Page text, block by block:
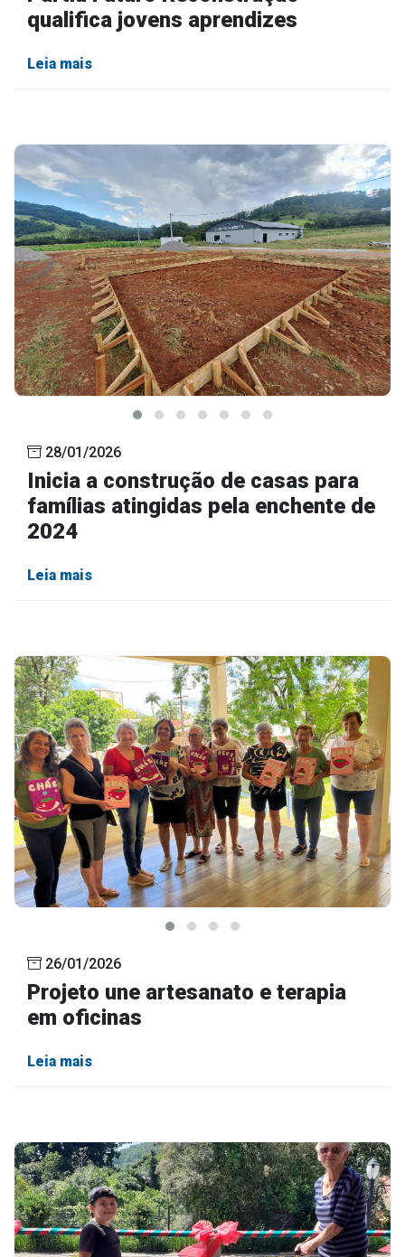
qualifica jovens aprendizes
Leia mais
28/01/2026
Inicia a construção de casas para
famílias atingidas pela enchente de
2024
Leia mais
26/01/2026
Projeto une artesanato e terapia
em oficinas
Leia mais